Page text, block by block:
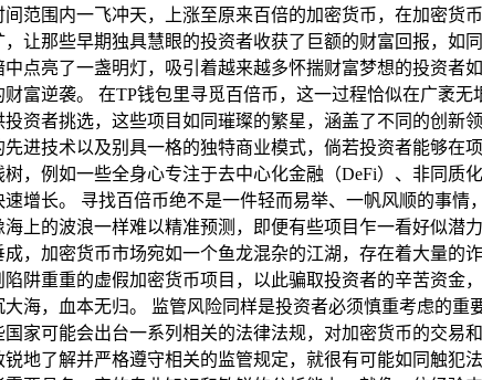
间范围内一飞冲天，上涨至原来百倍的加密货币，在加密
让那些早期独具慧眼的投资者收获了巨额的财富回报，
点亮了一盏明灯，吸引着越来越多怀揣财富梦想的投资
富逆袭。 在TP钱包里寻觅百倍币，这一过程恰似在广袤
资者挑选，这些项目如同璀璨的繁星，涵盖了不同的创
进技术以及别具一格的独特商业模式，倘若投资者能够
，例如一些全身心专注于去中心化金融（DeFi）、非同
增长。 寻找百倍币绝不是一件轻而易举、一帆风顺的事
上的波浪一样难以精准预测，即便有些项目乍一看好似
，加密货币市场宛如一个鱼龙混杂的江湖，存在着大量
阱重重的虚假加密货币项目，以此骗取投资者的辛苦资
海，血本无归。 监管风险同样是投资者必须慎重考虑的
家可能会出台一系列相关的法律法规，对加密货币的交
地了解并严格遵守相关的监管规定，就很有可能如同触